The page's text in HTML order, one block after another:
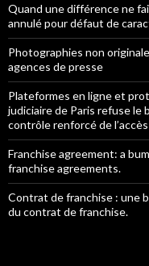
Quand une différence ne
annulé pour défaut de
Photographies non
agences de presse
Plateformes en ligne et
judiciaire de Paris refuse le
contrôle renforcé de
Franchise agreement: a
franchise agreements.
Contrat de franchise : une
du contrat de franchise.